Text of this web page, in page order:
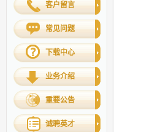
客户留言
常见问题
下载中心
业务介绍
重要公告
诚聘英才